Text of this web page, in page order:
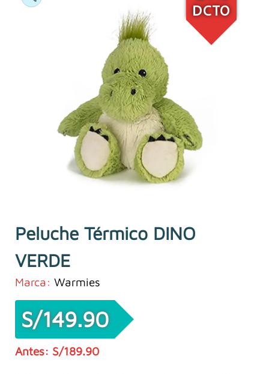
DCTO
Peluche Térmico DINO
VERDE
Marca: Warmies
S/189.90
S/149.90